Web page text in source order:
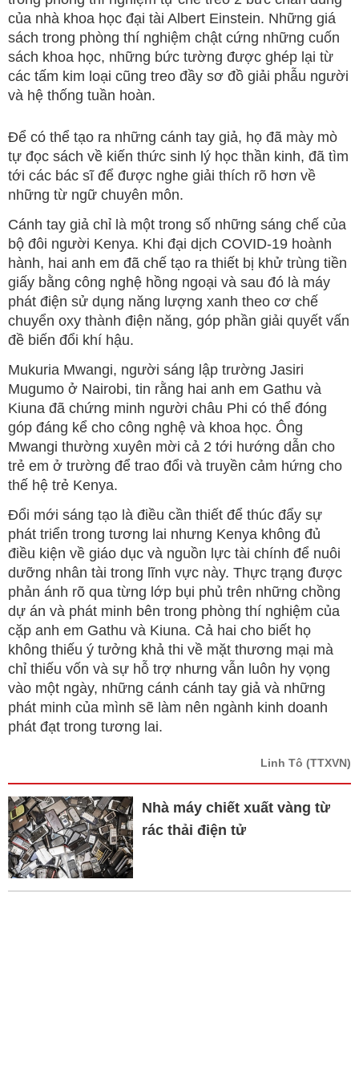
của nhà khoa học đại tài Albert Einstein. Những giá
sách trong phòng thí nghiệm chật cứng những cuốn
sách khoa học, những bức tường được ghép lại từ
các tấm kim loại cũng treo đầy sơ đồ giải phẫu người
và hệ thống tuần hoàn.
Để có thể tạo ra những cánh tay giả, họ đã mày mò
tự đọc sách về kiến thức sinh lý học thần kinh, đã tìm
tới các bác sĩ để được nghe giải thích rõ hơn về
những từ ngữ chuyên môn.
Cánh tay giả chỉ là một trong số những sáng chế của
bộ đôi người Kenya. Khi đại dịch COVID-19 hoành
hành, hai anh em đã chế tạo ra thiết bị khử trùng tiền
giấy bằng công nghệ hồng ngoại và sau đó là máy
phát điện sử dụng năng lượng xanh theo cơ chế
chuyển oxy thành điện năng, góp phần giải quyết vấn
đề biến đổi khí hậu.
Mukuria Mwangi, người sáng lập trường Jasiri
Mugumo ở Nairobi, tin rằng hai anh em Gathu và
Kiuna đã chứng minh người châu Phi có thể đóng
góp đáng kể cho công nghệ và khoa học. Ông
Mwangi thường xuyên mời cả 2 tới hướng dẫn cho
trẻ em ở trường để trao đổi và truyền cảm hứng cho
thế hệ trẻ Kenya.
Đổi mới sáng tạo là điều cần thiết để thúc đẩy sự
phát triển trong tương lai nhưng Kenya không đủ
điều kiện về giáo dục và nguồn lực tài chính để nuôi
dưỡng nhân tài trong lĩnh vực này. Thực trạng được
phản ánh rõ qua từng lớp bụi phủ trên những chồng
dự án và phát minh bên trong phòng thí nghiệm của
cặp anh em Gathu và Kiuna. Cả hai cho biết họ
không thiếu ý tưởng khả thi về mặt thương mại mà
chỉ thiếu vốn và sự hỗ trợ nhưng vẫn luôn hy vọng
vào một ngày, những cánh cánh tay giả và những
phát minh của mình sẽ làm nên ngành kinh doanh
phát đạt trong tương lai.
Linh Tô (TTXVN)
Nhà máy chiết xuất vàng từ
rác thải điện tử